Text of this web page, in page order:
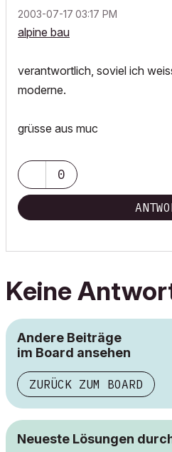
‎2003-07-17 03:17 PM
alpine bau
verantwortlich, soviel ich
moderne.
grüsse aus muc
0
Keine
Andere Beiträge
im Board ansehen
ZURÜCK ZUM BOARD
Neueste Lösungen